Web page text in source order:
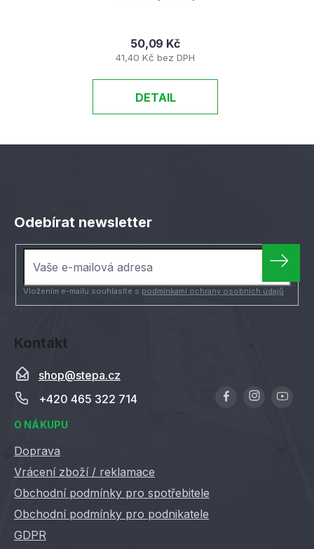
41,40 Kč bez DPH
50,09 Kč
DETAIL
Kontakt
shop@stepa.cz
+420 465 322 714
O NÁKUPU
Doprava
Vrácení zboží / reklamace
Obchodní podmínky pro spotřebitele
Obchodní podmínky pro podnikatele
GDPR
Odebírat newsletter
Vložením e-mailu souhlasíte s podmínkami ochrany osobních údajů